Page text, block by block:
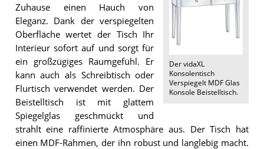
Der vidaXL
Konsolentisch
Verspiegelt MDF Glas
Konsole Beistelltisch.
Zuhause einen Hauch von
Eleganz. Dank der verspiegelten
Oberfläche wertet der Tisch Ihr
Interieur sofort auf und sorgt für
ein großzügiges Raumgefühl. Er
kann auch als Schreibtisch oder
Flurtisch verwendet werden. Der
Beistelltisch ist mit glattem
Spiegelglas geschmückt und
strahlt eine raffinierte Atmosphäre aus. Der Tisch hat
einen MDF-Rahmen, der ihn robust und langlebig macht.